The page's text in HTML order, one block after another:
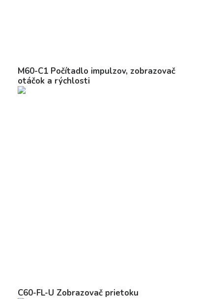
M60-C1 Počítadlo impulzov, zobrazovač
otáčok a rýchlosti
C60-FL-U Zobrazovač prietoku